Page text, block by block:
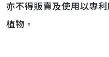
亦不得販賣及使用以專
植物。